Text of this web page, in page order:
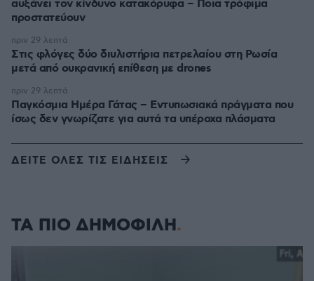
αυξάνει τον κίνδυνο κατακόρυφα – Ποια τρόφιμα
προστατεύουν
Στις φλόγες δύο διυλιστήρια πετρελαίου στη Ρωσία
μετά από ουκρανική επίθεση με drones
πριν 29 λεπτά
Παγκόσμια Ημέρα Γάτας – Εντυπωσιακά πράγματα που
ίσως δεν γνωρίζατε για αυτά τα υπέροχα πλάσματα
πριν 29 λεπτά
ΔΕΙΤΕ ΟΛΕΣ ΤΙΣ ΕΙΔΗΣΕΙΣ
ΤΑ ΠΙΟ ΔΗΜΟΦΙΛΗ